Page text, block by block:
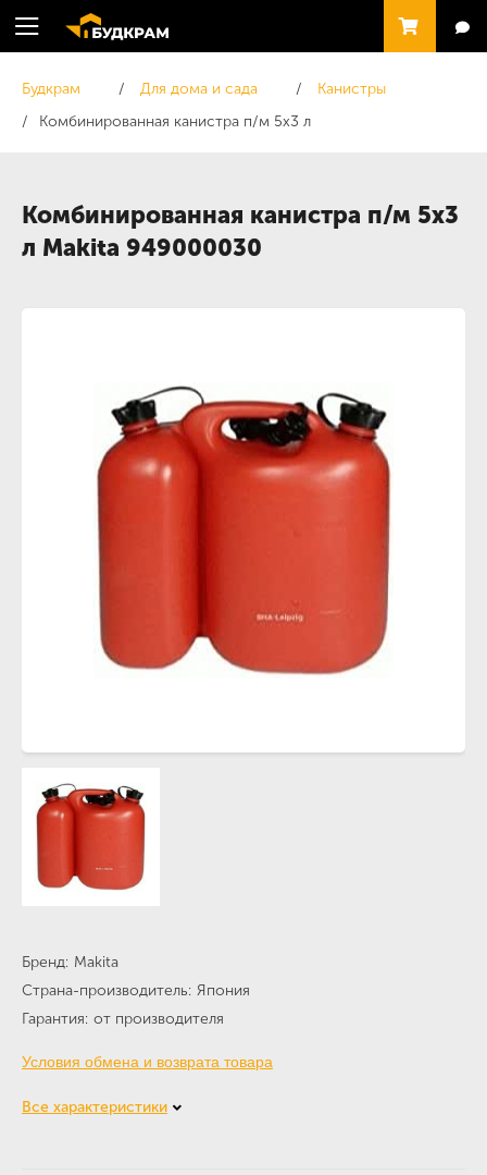
Будкрам Для дома и сада
Канистры
Комбинированная канистра п/м 5х3 л
Комбинированная канистра п/м 5х3
л Makita 949000030
Бренд Makita
Страна-производитель Япония
Гарантия от производителя
Условия обмена и возврата товара
Все характеристики